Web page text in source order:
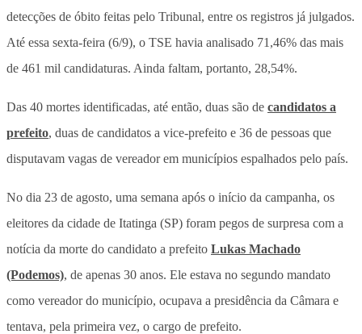
detecções de óbito feitas pelo Tribunal, entre os registros já julgados.
Até essa sexta-feira (6/9), o TSE havia analisado 71,46% das mais
de 461 mil candidaturas. Ainda faltam, portanto, 28,54%.
Das 40 mortes identificadas, até então, duas são de candidatos a
prefeito, duas de candidatos a vice-prefeito e 36 de pessoas que
disputavam vagas de vereador em municípios espalhados pelo país.
No dia 23 de agosto, uma semana após o início da campanha, os
eleitores da cidade de Itatinga (SP) foram pegos de surpresa com a
notícia da morte do candidato a prefeito Lukas Machado
(Podemos), de apenas 30 anos. Ele estava no segundo mandato
como vereador do município, ocupava a presidência da Câmara e
tentava, pela primeira vez, o cargo de prefeito.